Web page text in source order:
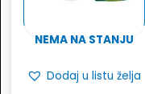
NEMA NA STANJU
Dodaj u listu želja